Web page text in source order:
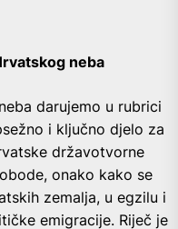
neba
darujemo u rubrici
i ključno djelo za
državotvorne
onako kako se
zemalja, u egzilu i
emigracije. Riječ je